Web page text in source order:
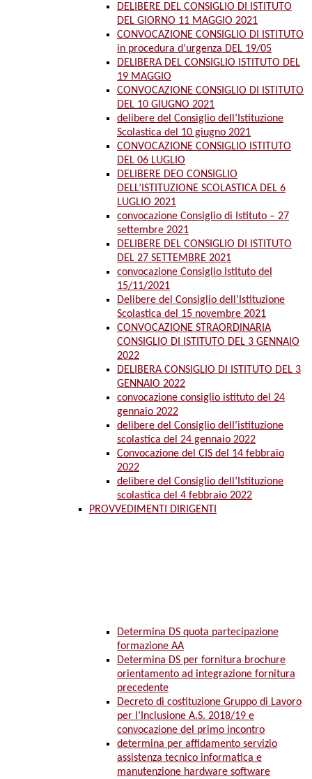
DELIBERE DEL CONSIGLIO DI ISTITUTO
DEL GIORNO 11 MAGGIO 2021
CONVOCAZIONE CONSIGLIO DI ISTITUTO
in procedura d’urgenza DEL 19/05
DELIBERA DEL CONSIGLIO ISTITUTO DEL
19 MAGGIO
CONVOCAZIONE CONSIGLIO DI ISTITUTO
DEL 10 GIUGNO 2021
delibere del Consiglio dell’Istituzione
Scolastica del 10 giugno 2021
CONVOCAZIONE CONSIGLIO ISTITUTO
DEL 06 LUGLIO
DELIBERE DEO CONSIGLIO
DELL’ISTITUZIONE SCOLASTICA DEL 6
LUGLIO 2021
convocazione Consiglio di Istituto – 27
settembre 2021
DELIBERE DEL CONSIGLIO DI ISTITUTO
DEL 27 SETTEMBRE 2021
convocazione Consiglio Istituto del
15/11/2021
Delibere del Consiglio dell’Istituzione
Scolastica del 15 novembre 2021
CONVOCAZIONE STRAORDINARIA
CONSIGLIO DI ISTITUTO DEL 3 GENNAIO
2022
DELIBERA CONSIGLIO DI ISTITUTO DEL 3
GENNAIO 2022
convocazione consiglio istituto del 24
gennaio 2022
delibere del Consiglio dell’istituzione
scolastica del 24 gennaio 2022
Convocazione del CIS del 14 febbraio
2022
delibere del Consiglio dell’Istituzione
scolastica del 4 febbraio 2022
PROVVEDIMENTI DIRIGENTI
Determina DS quota partecipazione
formazione AA
Determina DS per fornitura brochure
orientamento ad integrazione fornitura
precedente
Decreto di costituzione Gruppo di Lavoro
per l’Inclusione A.S. 2018/19 e
convocazione del primo incontro
determina per affidamento servizio
assistenza tecnico informatica e
manutenzione hardware software